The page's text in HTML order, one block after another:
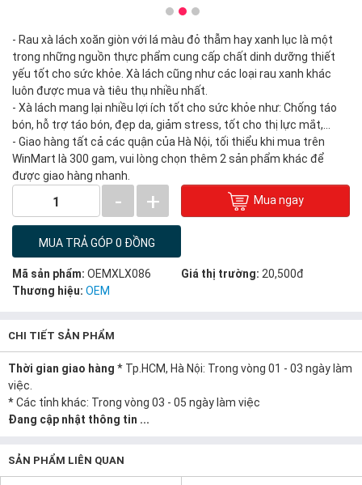
- Rau xà lách xoăn giòn với lá màu đỏ thẫm hay xanh lục là một
trong những nguồn thực phẩm cung cấp chất dinh dưỡng thiết
yếu tốt cho sức khỏe. Xà lách cũng như các loại rau xanh khác
luôn được mua và tiêu thụ nhiều nhất.
- Xà lách mang lại nhiều lợi ích tốt cho sức khỏe như: Chống táo
bón, hỗ trợ táo bón, đẹp da, giảm stress, tốt cho thị lực mắt,…
- Giao hàng tất cả các quận của Hà Nội, tối thiểu khi mua trên
WinMart là 300 gam, vui lòng chọn thêm 2 sản phẩm khác để
được giao hàng nhanh.
1 - + Mua ngay
MUA TRẢ GÓP 0 ĐỒNG
Mã sản phẩm: OEMXLX086 Giá thị trường: 20,500đ
Thương hiệu: OEM
CHI TIẾT SẢN PHẨM
Thời gian giao hàng * Tp.HCM, Hà Nội: Trong vòng 01 - 03 ngày làm
việc.
* Các tỉnh khác: Trong vòng 03 - 05 ngày làm việc
Đang cập nhật thông tin ...
SẢN PHẨM LIÊN QUAN